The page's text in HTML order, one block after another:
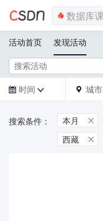
活动首页 发现活动
 时间   城市
本月 
西藏 